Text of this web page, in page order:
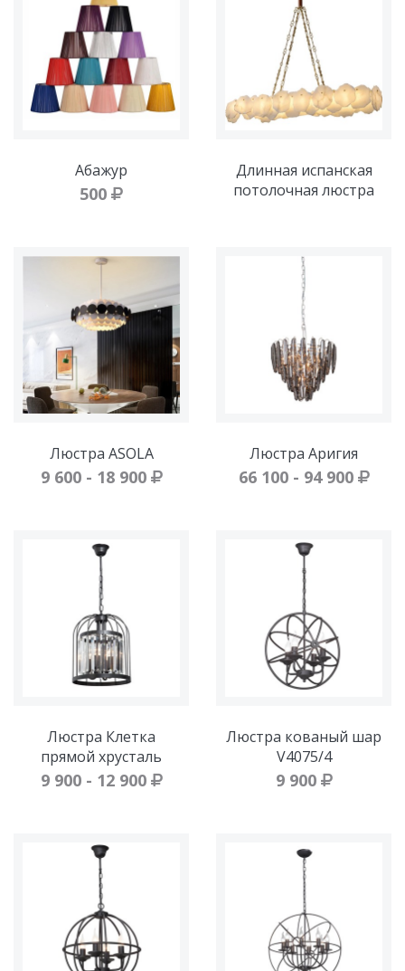
Абажур
500
Длинная испанская
потолочная люстра
Люстра ASOLA
9 600 - 18 900
Люстра Аригия
66 100 - 94 900
Люстра Клетка
прямой хрусталь
9 900 - 12 900
Люстра кованый шар
V4075/4
9 900